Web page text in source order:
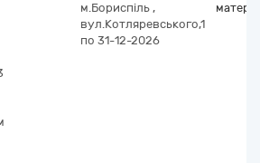
м.Бориспіль ,
вул.Котляревського,1
по 31-12-2026